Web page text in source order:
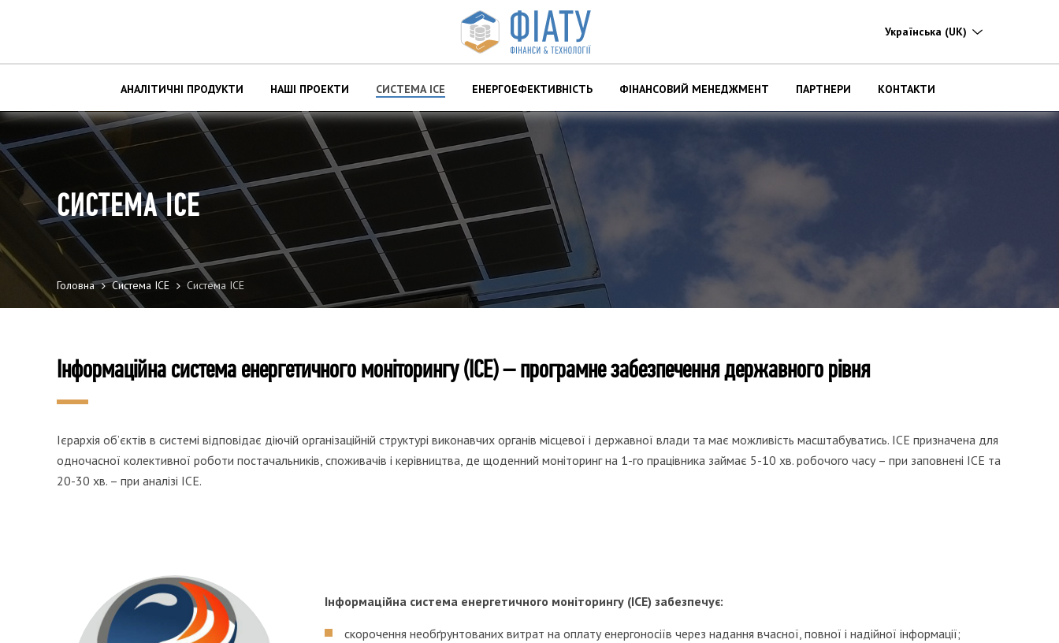
Українська (UK)
АНАЛІТИЧНІ ПРОДУКТИ НАШІ ПРОЕКТИ СИСТЕМА ІСЕ ЕНЕРГОЕФЕКТИВНІСТЬ ФІНАНСОВИЙ МЕНЕДЖМЕНТ ПАРТНЕРИ КОНТАКТИ
СИСТЕМА ІСЕ
Головна Система ІСЕ Система ІСЕ
Інформаційна система енергетичного моніторингу (ІСЕ) – програмне забезпечення державного рівня
Ієрархія об’єктів в системі відповідає діючій організаційній структурі виконавчих органів місцевої і державної влади та має можливість масштабуватись. ІСЕ призначена для
одночасної колективної роботи постачальників, споживачів і керівництва, де щоденний моніторинг на 1-го працівника займає 5-10 хв. робочого часу – при заповнені ІСЕ та
20-30 хв. – при аналізі ІСЕ.
Інформаційна система енергетичного моніторингу (ІСЕ) забезпечує:
скорочення необґрунтованих витрат на оплату енергоносіїв через надання вчасної, повної і надійної інформації;